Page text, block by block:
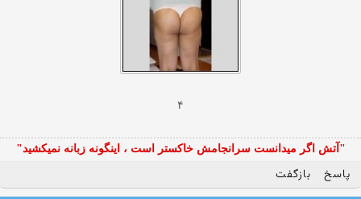
۴
"آتش اگر ميدانست سرانجامش خاكستر است ، اينگونه زبانه نميكشيد"
پاسخ بازگفت